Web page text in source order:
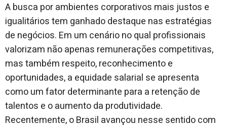
A busca por ambientes corporativos mais justos e
igualitários tem ganhado destaque nas estratégias
de negócios. Em um cenário no qual profissionais
valorizam não apenas remunerações competitivas,
mas também respeito, reconhecimento e
oportunidades, a equidade salarial se apresenta
como um fator determinante para a retenção de
talentos e o aumento da produtividade.
Recentemente, o Brasil avançou nesse sentido com